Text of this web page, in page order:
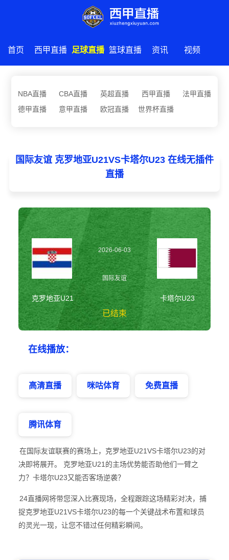
首页 西甲直播 足球直播 篮球直播 资讯 视频
NBA直播 CBA直播 英超直播 西甲直播
法甲直播
德甲直播
意甲直播 欧冠直播 世界杯直播
国际友谊 克罗地亚U21VS卡塔尔U23 在线无插件
直播
克罗地亚U21
2026-06-03
23:30:00
国际友谊
已结束
卡塔尔U23
在线播放：
高清直播 咪咕体育 免费直播
腾讯体育
在国际友谊联赛的赛场上，克罗地亚U21VS卡塔尔U23的对
决即将展开。 克罗地亚U21的主场优势能否助他们一臂之
力？卡塔尔U23又能否客场逆袭？
24直播网将带您深入比赛现场，全程跟踪这场精彩对决，捕
捉克罗地亚U21VS卡塔尔U23的每一个关键战术布置和球员
的灵光一现，让您不错过任何精彩瞬间。